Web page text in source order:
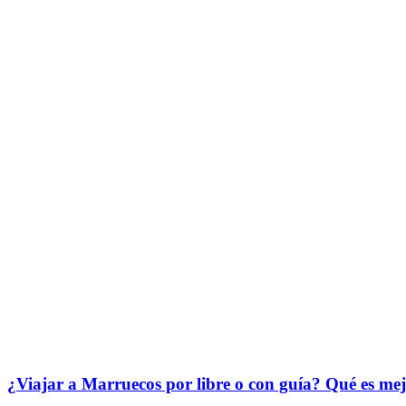
¿Viajar a Marruecos por libre o con guía? Qué es